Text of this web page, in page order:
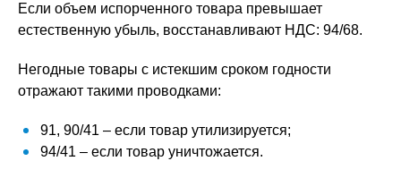
Если объем испорченного товара превышает
естественную убыль, восстанавливают НДС: 94/68.
Негодные товары с истекшим сроком годности
отражают такими проводками:
91, 90/41 – если товар утилизируется;
94/41 – если товар уничтожается.